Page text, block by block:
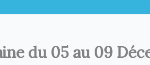
du 05 au 09